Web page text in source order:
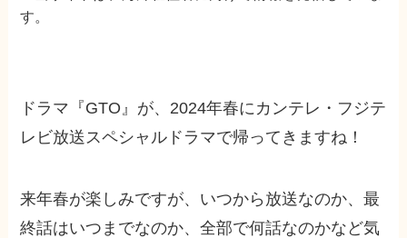
す。
ドラマ『GTO』が、2024年春にカンテレ・フジテ
レビ放送スペシャルドラマで帰ってきますね！
来年春が楽しみですが、いつから放送なのか、最
終話はいつまでなのか、全部で何話なのかなど気